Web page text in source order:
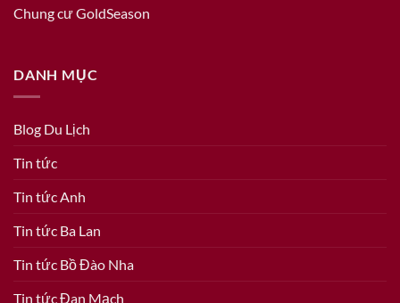
Chung cư GoldSeason
DANH MỤC
Blog Du Lịch
Tin tức
Tin tức Anh
Tin tức Ba Lan
Tin tức Bồ Đào Nha
Tin tức Đan Mạch